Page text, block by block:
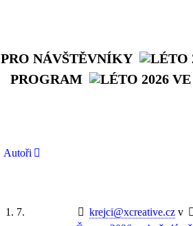
PRO NÁVŠTĚVNÍKY
PROGRAM
Autoři
1. 7.
krejci@xcreative.cz v